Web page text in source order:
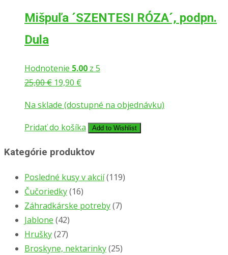
Mišpuľa ´SZENTESI RÓZA´, podpn.
Dula
Hodnotenie 5.00 z 5
25,00€ Pôvodná
bola:
25,00 €.
19,90 €
je:
19,90 €.
Na sklade (dostupné na objednávku)
Pridať do košíka
Add to Wishlist
Kategórie produktov
Posledné kusy v akcií(119)
Čučoriedky(16)
Záhradkárske potreby(7)
Jablone (42)
Hrušky(27)
Broskyne, nektarinky(25)